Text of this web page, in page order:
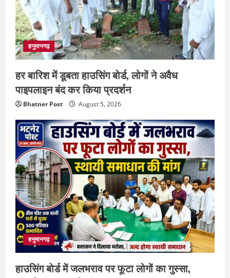
हनुमानगढ़
हर बारिश में डूबता हाउसिंग बोर्ड, लोगों ने अवैध
पाइपलाइन बंद कर किया प्रदर्शन
Bhatner Post August 5, 2026
हनुमानगढ़
हाउसिंग बोर्ड में जलभराव पर फूटा लोगों का गुस्सा,